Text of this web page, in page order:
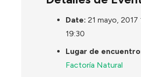
Date: 21 mayo, 2017
19:30
Lugar de
Factoría Natural